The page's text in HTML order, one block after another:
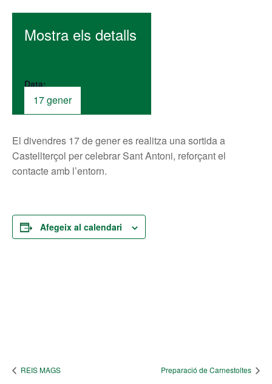
Mostra els detalls
Data:
17 gener
El divendres 17 de gener es realitza una sortida a
Castellterçol per celebrar Sant Antoni, reforçant el
contacte amb l’entorn.
Afegeix al calendari
REIS MAGS Preparació de Carnestoltes